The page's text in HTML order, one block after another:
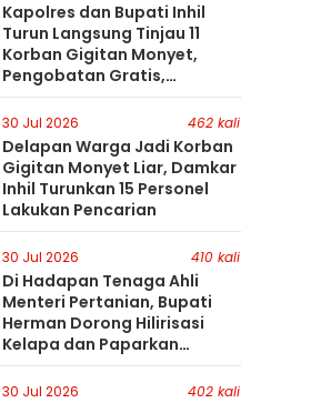
Kapolres dan Bupati Inhil
Turun Langsung Tinjau 11
Korban Gigitan Monyet,
Pengobatan Gratis,
Perburuan Terus Berlanjut
30 Jul 2026 462 kali
Delapan Warga Jadi Korban
Gigitan Monyet Liar, Damkar
Inhil Turunkan 15 Personel
Lakukan Pencarian
30 Jul 2026 410 kali
Di Hadapan Tenaga Ahli
Menteri Pertanian, Bupati
Herman Dorong Hilirisasi
Kelapa dan Paparkan
Besarnya Potensi Pertanian
Inhil
30 Jul 2026 402 kali